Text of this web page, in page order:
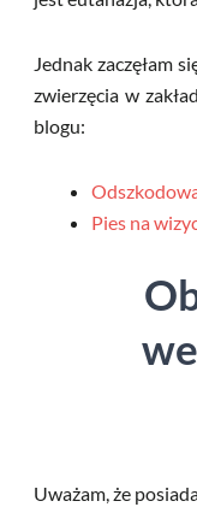
Jednak zaczęłam
zwierzęcia w
blogu:
Pies na
Uważam, że